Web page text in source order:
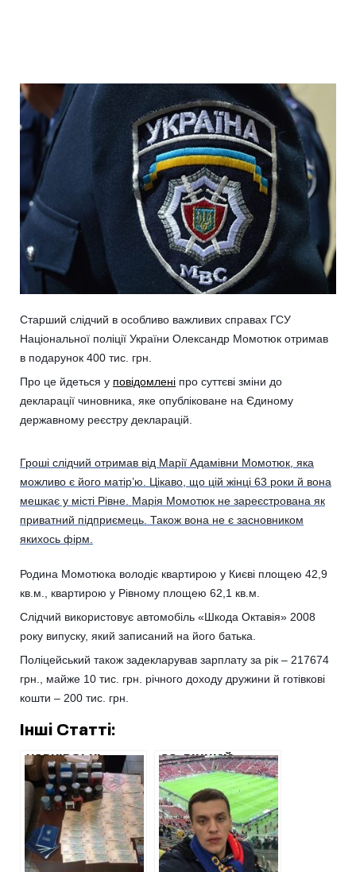
Старший слідчий в особливо важливих справах ГСУ
Національної поліції України Олександр Момотюк отримав
в подарунок 400 тис. грн.
Про це йдеться у повідомлені про суттєві зміни до
декларації чиновника, яке опубліковане на Єдиному
державному реєстру декларацій.
Гроші слідчий отримав від Марії Адамівни Момотюк, яка
можливо є його матір’ю. Цікаво, що цій жінці 63 роки й вона
мешкає у місті Рівне. Марія Момотюк не зареєстрована як
приватний підприємець. Також вона не є засновником
якихось фірм.
Родина Момотюка володіє квартирою у Києві площею 42,9
кв.м., квартирою у Рівному площею 62,1 кв.м.
Слідчий використовує автомобіль «Шкода Октавія» 2008
року випуску, який записаний на його батька.
Поліцейський також задекларував зарплату за рік – 217674
грн., майже 10 тис. грн. річного доходу дружини й готівкові
кошти – 200 тис. грн.
Інші Статті:
ХАРКІВСЬКІ
СИЛОВИКИ
ОТРИМУЮТЬ В
ПОДАРУНОК
ЧИМАЛІ СУМИ
29-РІЧНИЙ
ДИРЕКТОР
СЕРВІСНОГО
ЦЕНТРУ МВС У
ХАРКІВСЬКІЙ
ОБЛАСТІ
ДМИТРО